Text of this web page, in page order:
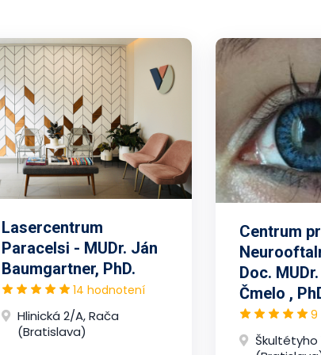
Lasercentrum
Paracelsi - MUDr. Ján
Baumgartner, PhD.
14 hodnotení
Hlinická 2/A, Rača
(Bratislava)
Centrum
Doc.
Čmelo ,
9
Škultétyho